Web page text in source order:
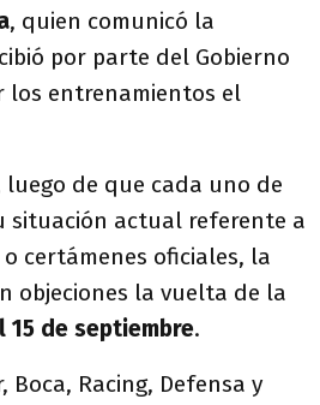
, quien comunicó la
por parte del Gobierno
los entrenamientos el
de que cada uno de
situación actual referente a
certámenes oficiales, la
objeciones la vuelta de la
15 de septiembre.
Boca, Racing, Defensa y